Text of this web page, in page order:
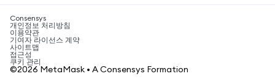
SHIB 매수
BNB 매수
암호화폐 세금 뉴스
암호화폐 매수 방법
비트코인 매도 방법
Consensys
개인정보 처리방침
이용약관
기여자 라이선스 계약
사이트맵
접근성
쿠키 관리
©2026 MetaMask • A Consensys Formation